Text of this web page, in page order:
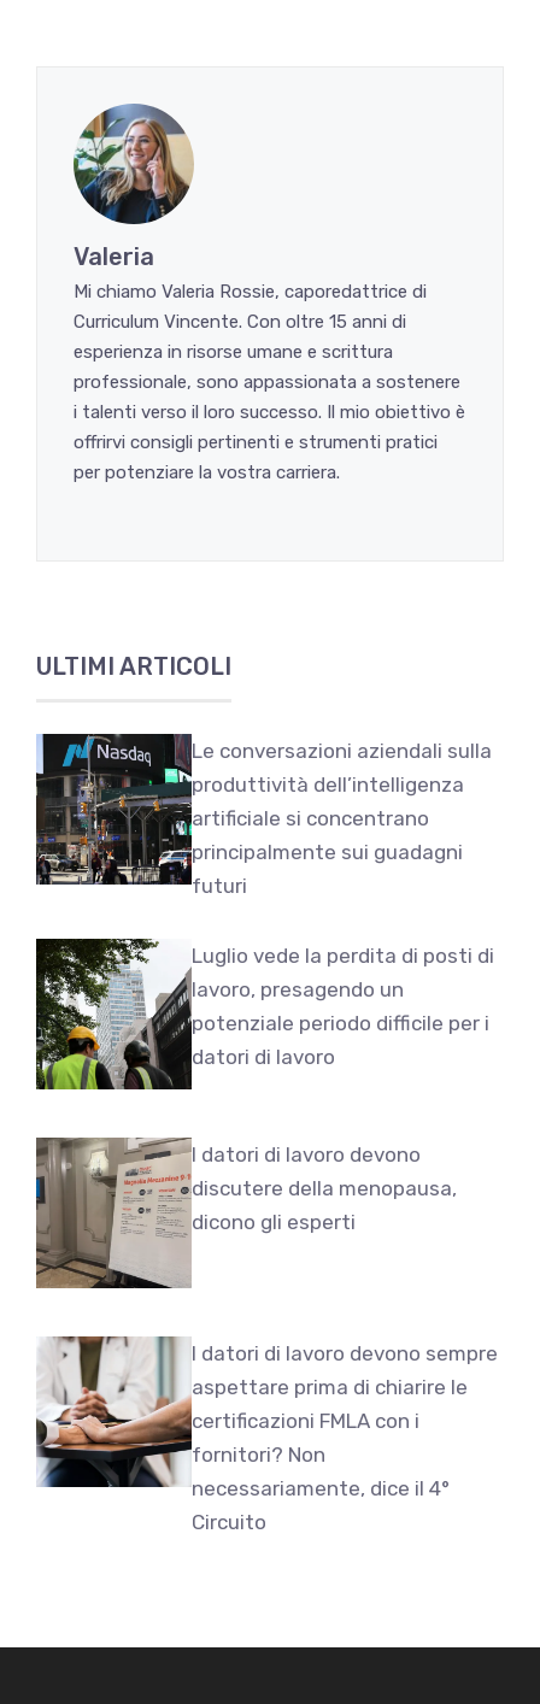
Valeria
Mi chiamo Valeria Rossie, caporedattrice di
Curriculum Vincente. Con oltre 15 anni di
esperienza in risorse umane e scrittura
professionale, sono appassionata a sostenere
i talenti verso il loro successo. Il mio obiettivo è
offrirvi consigli pertinenti e strumenti pratici
per potenziare la vostra carriera.
ULTIMI ARTICOLI
Le conversazioni aziendali sulla
produttività dell’intelligenza
artificiale si concentrano
principalmente sui guadagni
futuri
Luglio vede la perdita di posti di
lavoro, presagendo un
potenziale periodo difficile per i
datori di lavoro
I datori di lavoro devono
discutere della menopausa,
dicono gli esperti
I datori di lavoro devono sempre
aspettare prima di chiarire le
certificazioni FMLA con i
fornitori? Non
necessariamente, dice il 4°
Circuito